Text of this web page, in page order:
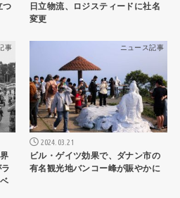
つ
日立物流、ロジスティードに社名
変更
事 ニュース記事
2024.03.21
ビル・ゲイツ効果で、ダナン市の
有名観光地バンコー峰が賑やかに